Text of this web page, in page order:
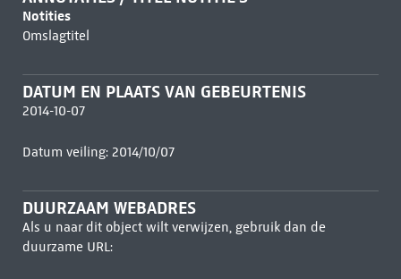
Notities
Omslagtitel
DATUM EN PLAATS VAN GEBEURTENIS
2014-10-07
Datum veiling: 2014/10/07
DUURZAAM WEBADRES
Als u naar dit object wilt verwijzen, gebruik dan de
duurzame URL: